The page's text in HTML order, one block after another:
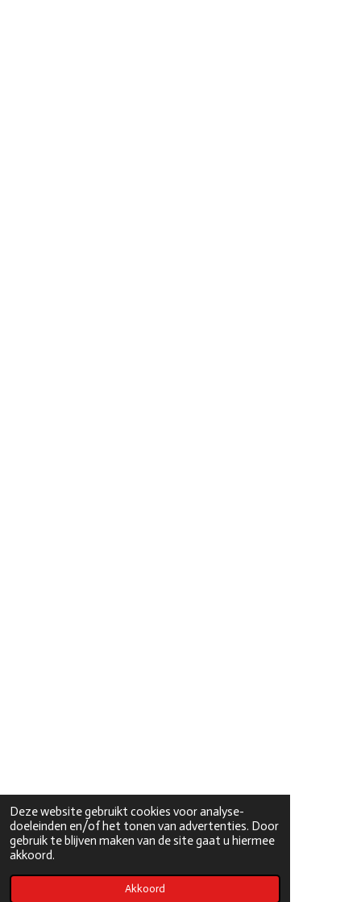
Deze website gebruikt cookies voor analyse-
doeleinden en/of het tonen van advertenties. Door
gebruik te blijven maken van de site gaat u hiermee
akkoord.
Akkoord